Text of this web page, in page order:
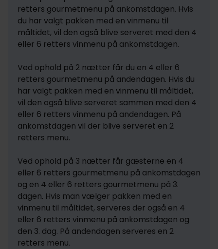
retters gourmetmenu på ankomstdagen. Hvis
du har valgt pakken med en vinmenu til
måltidet, vil den også blive serveret med den 4
eller 6 retters vinmenu på ankomstdagen.
Ved ophold på 2 nætter får du en 4 eller 6
retters gourmetmenu på andendagen. Hvis du
har valgt pakken med en vinmenu til måltidet,
vil den også blive serveret sammen med den 4
eller 6 retters vinmenu på andendagen. På
ankomstdagen vil der blive serveret en 2
retters menu.
Ved ophold på 3 nætter får gæsterne en 4
eller 6 retters gourmetmenu på ankomstdagen
og en 4 eller 6 retters gourmetmenu på 3.
dagen. Hvis man vælger pakken med en
vinmenu til måltidet, serveres der også en 4
eller 6 retters vinmenu på ankomstdagen og
den 3. dag. På andendagen serveres en 2
retters menu.